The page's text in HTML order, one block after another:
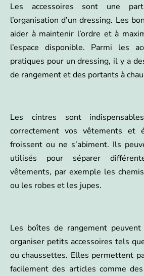
Les accessoires sont une
l’organisation d’un dressing. Les
aider à maintenir l’ordre et à
l’espace disponible. Parmi les
pratiques pour un dressing, il y a
de rangement et des portants à
Les cintres sont
correctement vos vêtements et
froissent ou ne s’abiment. Ils
utilisés pour séparer
vêtements, par exemple les
ou les robes et les jupes.
Les boîtes de rangement
organiser petits accessoires tels
ou chaussettes. Elles permettent
facilement des articles comme